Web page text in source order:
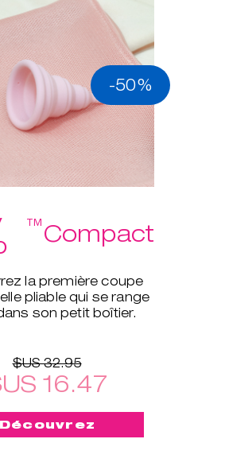
-50%
™Compact
la première coupe
pliable qui se range
son petit boîtier.
$US 32.95
16.47
Découvrez